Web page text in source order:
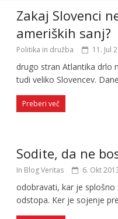
Zakaj Slovenci
ameriških sanj?
Politika in družba 11. Jul
drugo stran Atlantika drlo
tudi veliko Slovencev.
Preberi več
Sodite, da ne
In Blog Veritas 6. Okt
odobravati, kar je
odstopa. Ker je sojenje